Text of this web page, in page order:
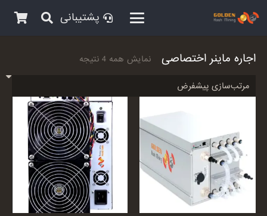
پشتیبانی
اجاره ماینر اختصاصی نمایش همه 4 نتیجه